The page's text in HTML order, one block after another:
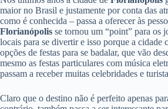
maior no Brasil e justamente por conta das
como é conhecida – passa a oferecer às
Florianópolis se tornou um “point” para os
locais para se divertir e isso porque a cidade
opções de festas para se badalar, que vão
mesmo as festas particulares com música
passam a receber muitas celebridades e
Claro que o destino não é perfeito apenas